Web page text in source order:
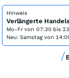
Hinweis
Verlängerte
Mo-Fr von 07:30 bis
Neu: Samstag von